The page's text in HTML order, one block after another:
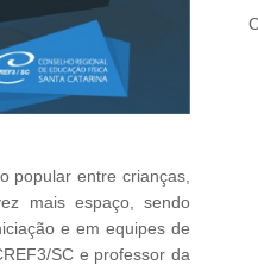
popular entre crianças,
mais espaço, sendo
e em equipes de
SC e professor da